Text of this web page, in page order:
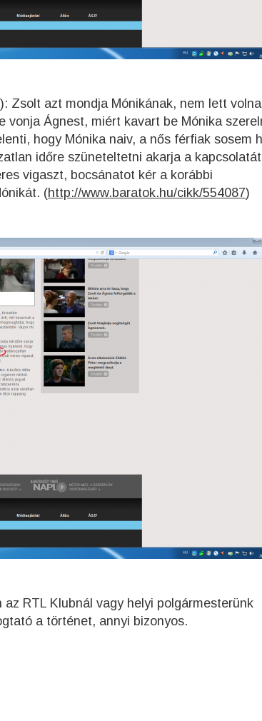
): Zsolt azt mondja Mónikának, nem lett volna
vonja Ágnest, miért kavart be Mónika
hogy Mónika naiv, a nős férfiak sosem
időre szüneteltetni akarja a kapcsolatát
vigaszt, bocsánatot kér a korábbi
(http://www.baratok.hu/cikk/554087)
RTL Klubnál vagy helyi polgármesterünk
a történet, annyi bizonyos.